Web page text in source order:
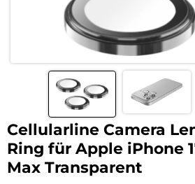
Cellularline Camera
Ring für Apple iPhone
Max Transparent